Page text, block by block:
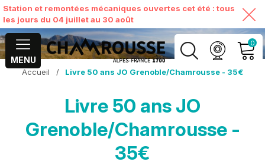
Station et remontées mécaniques ouvertes cet été : tous
les jours du 04 juillet au 30 août
MENU
0
MON COMPTE
VOIR MON PANIER
Accueil / Livre 50 ans JO Grenoble/Chamrousse - 35€
Livre 50 ans JO
Grenoble/Chamrousse -
35€